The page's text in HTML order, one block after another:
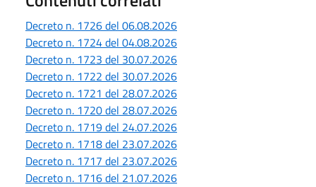
Decreto n. 1726 del 06.08.2026
Decreto n. 1724 del 04.08.2026
Decreto n. 1723 del 30.07.2026
Decreto n. 1722 del 30.07.2026
Decreto n. 1721 del 28.07.2026
Decreto n. 1720 del 28.07.2026
Decreto n. 1719 del 24.07.2026
Decreto n. 1718 del 23.07.2026
Decreto n. 1717 del 23.07.2026
Decreto n. 1716 del 21.07.2026